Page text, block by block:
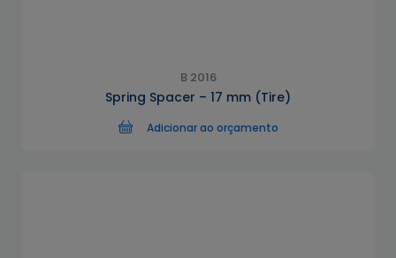
B 2016
Spring Spacer – 17 mm (Tire)
Adicionar ao orçamento